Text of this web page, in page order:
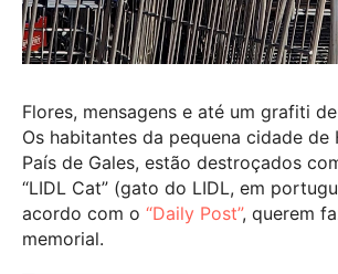
Flores, mensagens e até um grafiti
Os habitantes da pequena cidade de
País de Gales, estão destroçados
“LIDL Cat” (gato do LIDL, em
acordo com o “Daily Post”, querem
memorial.